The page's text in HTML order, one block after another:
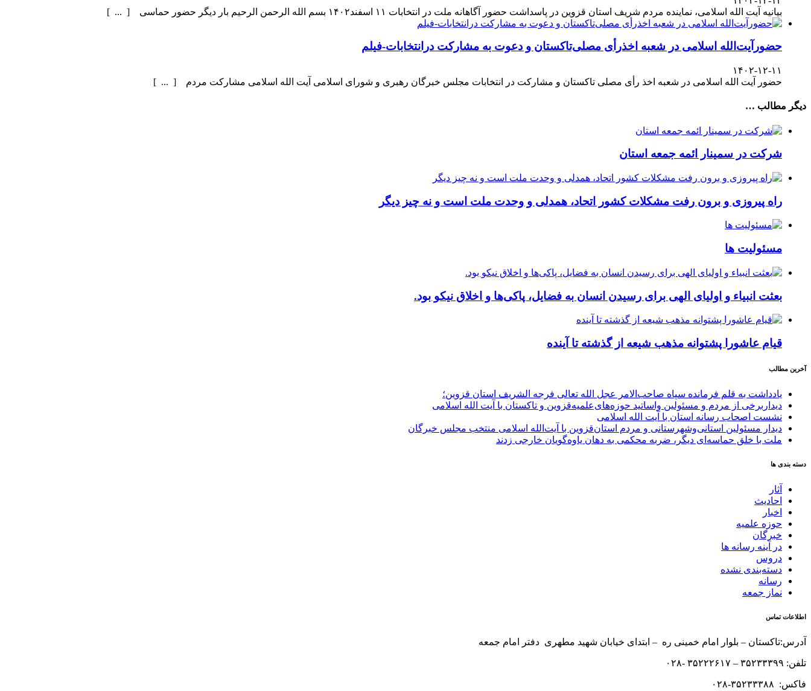
بیانیه آیت الله اسلامی، نماینده مردم شریف استان قزوین در پاسداشت حضور آگاهانه ملت در انتخابات ۱۱ اسفند۱۴۰۲ بسم الله الرحمن الرحیم بار دیگر حضور حماسی [ ... ]
حضورآیت‌الله اسلامی در شعبه اخذرأی مصلی‌تاکستان و دعوت به مشارکت درانتخابات-فیلم
۱۴۰۲-۱۲-۱۱
حضور آیت الله اسلامی در شعبه اخذ رأی مصلی تاکستان و مشارکت در انتخابات مجلس خبرگان رهبری و شورای اسلامی آیت الله اسلامی مشارکت مردم [ ... ]
دیگر مطالب …
شرکت در سمینار ائمه جمعه استان
راه پیروزی و برون رفت مشکلات کشور اتحاد، همدلی و وحدت ملت است و نه چیز دیگر
مسئولیت ها
بعثت انبیاء و اولیای الهی برای رسیدن انسان به فضایل، پاکی‌ها و اخلاق نیکو بود.
قیام عاشورا پشتوانه مذهب شیعه از گذشته تا آینده
آخرین مطالب
یادداشت به قلم فرمانده سپاه صاحب‌الامر عجل الله تعالی فرجه الشریف استان قزوین؛
دیداربرخی از مردم و مسئولین واساتید حوزه‌های‌علمیه‌قزوین و تاکستان با آیت الله اسلامی
نشست اصحاب رسانه استان با آیت الله اسلامی
دیدار مسئولین استانی‌وشهرستانی و مردم‌ استان‌قزوین با آیت‌الله‌ اسلامی منتخب مجلس‌ خبرگان
ملت با خلق حماسه‌ای دیگر، ضربه محکمی به دهان یاوه‌گویان خارجی زدند
دسته بندی ها
آثار
احادیث
اخبار
حوزه علمیه
خبرگان
در آینه رسانه ها
دروس
دسته‌بندی نشده
رسانه
نماز جمعه
اطلاعات تماس
آدرس:تاکستان – بلوار امام خمینی ره – ابتدای خیابان شهید مطهری دفتر امام جمعه
تلفن: ۳۵۲۳۳۳۹۹ – ۳۵۲۲۲۶۱۷ -۰۲۸
فاکس: ۳۵۲۳۳۳۸۸-۰۲۸